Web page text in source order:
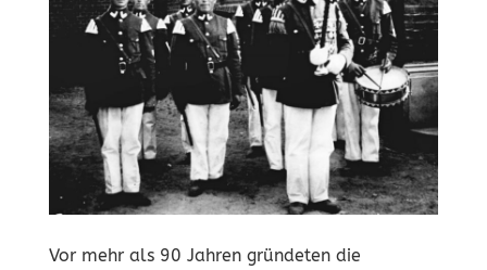
Vor mehr als 90 Jahren gründeten die